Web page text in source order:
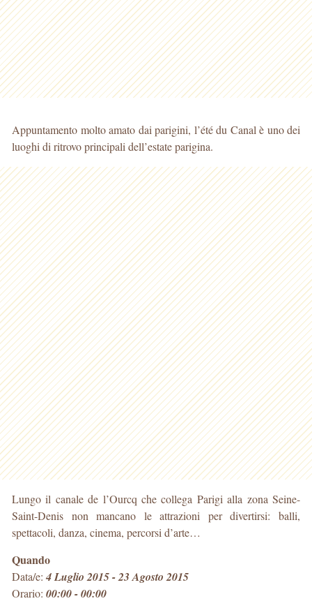
Appuntamento molto amato dai parigini, l’été du Canal è uno dei
luoghi di ritrovo principali dell’estate parigina.
Lungo il canale de l’Ourcq che collega Parigi alla zona Seine-
Saint-Denis non mancano le attrazioni per divertirsi: balli,
spettacoli, danza, cinema, percorsi d’arte…
Quando
Data/e: 4 Luglio 2015 - 23 Agosto 2015
Orario: 00:00 - 00:00